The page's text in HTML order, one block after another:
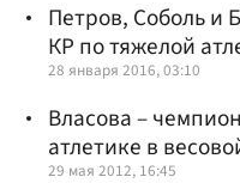
Петров, Соболь и
КР по тяжелой
28 января 2016, 03:10
Власова –
атлетике в
29 мая 2012, 16:45